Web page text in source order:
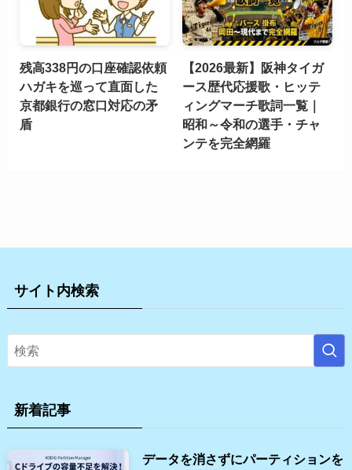
残高338円の口座確認依頼
ハガキを巡って直面した
京都銀行の窓口対応の矛
盾
【2026最新】阪神タイガ
ース歴代応援歌・ヒッテ
ィングマーチ歌詞一覧｜
昭和～令和の選手・チャ
ンテを完全網羅
サイト内検索
新着記事
データを消さずにパーティションを